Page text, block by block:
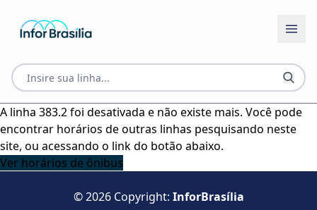
A linha 383.2 foi desativada e não existe mais. Você pode
encontrar horários de outras linhas pesquisando neste
site, ou acessando o link do botão abaixo.
Ver horários de ônibus
© 2026 Copyright: InforBrasília